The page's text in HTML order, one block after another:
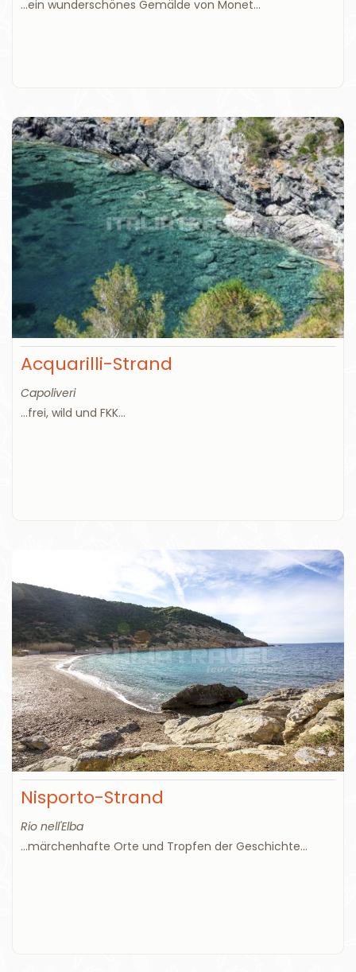
...ein wunderschönes Gemälde von Monet...
Acquarilli-Strand
Capoliveri
...frei, wild und FKK...
Nisporto-Strand
Rio nell'Elba
...märchenhafte Orte und Tropfen der Geschichte...